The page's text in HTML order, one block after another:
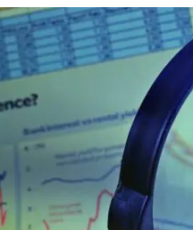
ヒートマップ
ー別パフォーマンス
チャート分析
トピックス
働市場に消費者マインド
銀行決算が好発進